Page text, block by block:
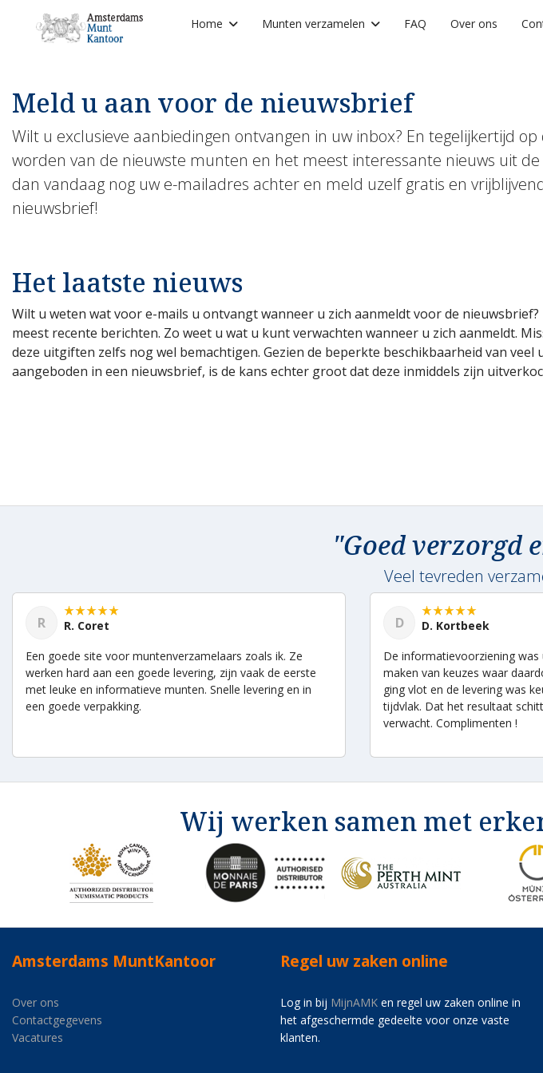
Home Munten verzamelen FAQ Over ons
Meld u aan voor de nieuwsbrief
Wilt u exclusieve aanbiedingen ontvangen in uw inbox? En tegelijkertijd
worden van de nieuwste munten en het meest interessante nieuws uit
dan vandaag nog uw e-mailadres achter en meld uzelf gratis en
nieuwsbrief!
Het laatste nieuws
Wilt u weten wat voor e-mails u ontvangt wanneer u zich aanmeldt voor de
meest recente berichten. Zo weet u wat u kunt verwachten wanneer u zich aanmeldt.
deze uitgiften zelfs nog wel bemachtigen. Gezien de beperkte beschikbaarheid van veel
aangeboden in een nieuwsbrief, is de kans echter groot dat deze inmiddels zijn
"Goed verzorgd
Veel tevreden
R
R. Coret
Een goede site voor muntenverzamelaars zoals ik. Ze
werken hard aan een goede levering, zijn vaak de eerste
met leuke en informatieve munten. Snelle levering en in
een goede verpakking.
D
D. Kortbeek
De informatievoorziening was
maken van keuzes waar
ging vlot en de levering was
tijdvlak. Dat het resultaat
verwacht. Complimenten !
Wij werken samen met
Amsterdams MuntKantoor
Over ons
Contactgegevens
Vacatures
Regel uw zaken online
Log in bij MijnAMK en regel uw zaken online in
het afgeschermde gedeelte voor onze vaste
klanten.